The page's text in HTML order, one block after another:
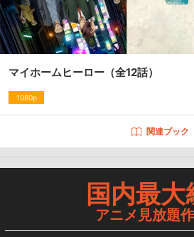
マイホームヒーロー （全12話）
1080p
関連ブック
国内最大
アニメ見放題